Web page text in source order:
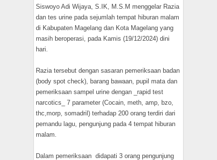
Siswoyo Adi Wijaya, S.IK, M.S.M menggelar Razia
dan tes urine pada sejumlah tempat hiburan malam
di Kabupaten Magelang dan Kota Magelang yang
masih beroperasi, pada Kamis (19/12/2024) dini
hari.
Razia tersebut dengan sasaran pemeriksaan badan
(body spot check), barang bawaan, pupil mata dan
pemeriksaan sampel urine dengan _rapid test
narcotics_ 7 parameter (Cocain, meth, amp, bzo,
thc,morp, somadril) terhadap 200 orang terdiri dari
pemandu lagu, pengunjung pada 4 tempat hiburan
malam.
Dalam pemeriksaan didapati 3 orang pengunjung